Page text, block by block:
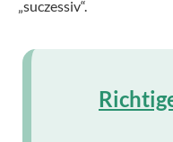
„suczessiv“.